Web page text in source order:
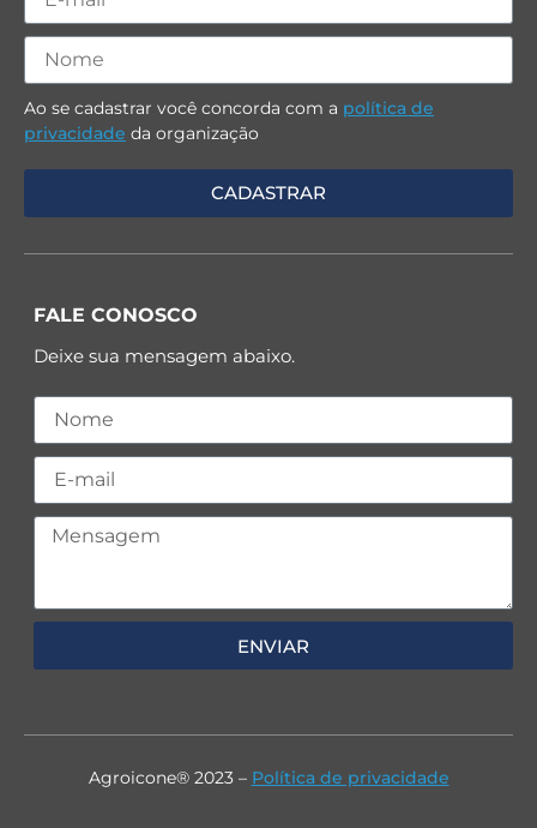
Ao se cadastrar você concorda com a política de
privacidade da organização
FALE CONOSCO
Deixe sua mensagem abaixo.
ENVIAR
Agroicone® 2023 – Política de privacidade